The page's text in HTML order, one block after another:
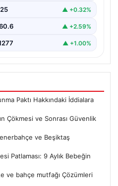
▲ +0.32%
▲ +2.59%
▲ +1.00%
Paktı Hakkındaki İddialara
Çökmesi ve Sonrası Güvenlik
ve Beşiktaş
Patlaması: 9 Aylık Bebeğin
ve bahçe mutfağı Çözümleri